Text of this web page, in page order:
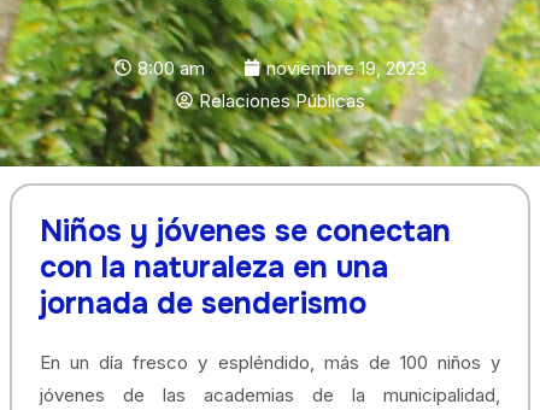
8:00 am
noviembre 19, 2023
Relaciones Públicas
Niños y jóvenes se conectan
con la naturaleza en una
jornada de senderismo
En un día fresco y espléndido, más de 100 niños y
jóvenes de las academias de la municipalidad,